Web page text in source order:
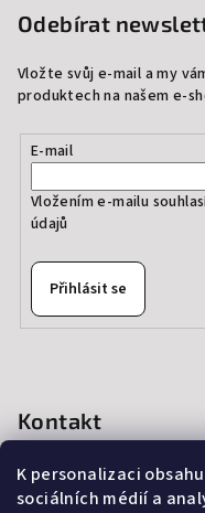
K personalizaci
sociálních médií a
Odebírat
Vložte svůj e-mail a my
produktech na našem e-
E-mail
Vložením e-mailu
údajů
Přihlásit se
Kontakt
info@thedressprague.com
+420 724 244 022